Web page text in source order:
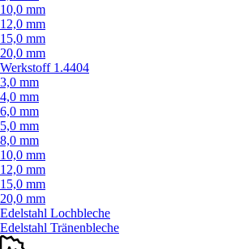
10,0 mm
12,0 mm
15,0 mm
20,0 mm
Werkstoff 1.4404
3,0 mm
4,0 mm
6,0 mm
5,0 mm
8,0 mm
10,0 mm
12,0 mm
15,0 mm
20,0 mm
Edelstahl Lochbleche
Edelstahl Tränenbleche